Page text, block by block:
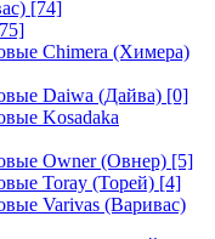
[74]
Chimera (Химера)
Daiwa (Дайва) [0]
Kosadaka
Owner (Овнер) [5]
Toray (Торей) [4]
Varivas (Варивас)